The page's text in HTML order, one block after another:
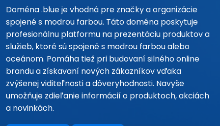
Doména .blue je vhodná pre značky a organizácie
spojené s modrou farbou. Táto doména poskytuje
profesionálnu platformu na prezentáciu produktov a
služieb, ktoré sú spojené s modrou farbou alebo
oceánom. Pomáha tiež pri budovaní silného online
brandu a získavaní nových zákazníkov vďaka
zvýšenej viditeľnosti a dôveryhodnosti. Navyše
umožňuje zdieľanie informácií o produktoch, akciách
a novinkách.